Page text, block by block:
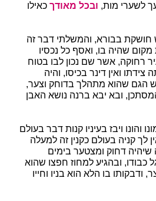
לשערי מות, ובכל מאודך כאילו
בבורא, והמשלתי דבר זה
שהיה בו, ואסף כל נכסיו
רחוקה, אשר שם נכון לבו בטוח
ואין דינר בכיסו, והיה
הגם שהוא מתהלך בדוחק וצער,
המסתכן, ובא יבא ברנה נושא האבן
ויבז בעיניו קנות דבר בעולם
לך קניה בעולם כקנין זה למעלה
שיהיה דחוק ומצטער בימים
כבודו, ובהגיע למחוז חפצו שהוא
בו הלא הוא בניו וחייו